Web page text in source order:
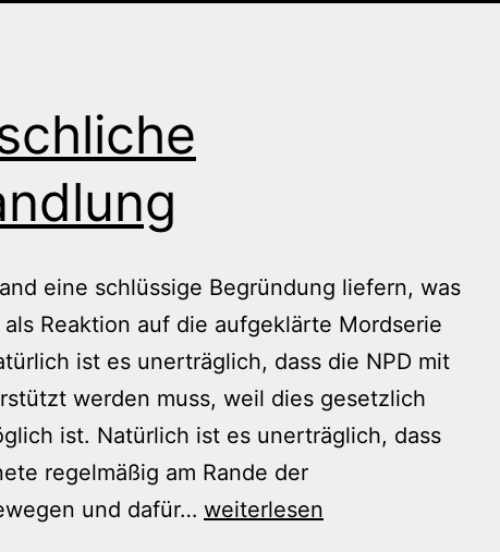
eine schlüssige Begründung liefern, was
Reaktion auf die aufgeklärte Mordserie
ist es unerträglich, dass die NPD mit
werden muss, weil dies gesetzlich
ist. Natürlich ist es unerträglich, dass
regelmäßig am Rande der
und dafür… Gutmenschliche
weiterlesen